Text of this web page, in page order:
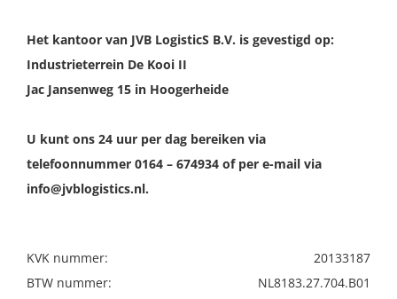
Het kantoor van JVB LogisticS B.V. is gevestigd op:
Industrieterrein De Kooi II
Jac Jansenweg 15 in Hoogerheide
U kunt ons 24 uur per dag bereiken via
telefoonnummer 0164 – 674934 of per e-mail via
info@jvblogistics.nl.
KVK nummer:
20133187
BTW nummer:
NL8183.27.704.B01